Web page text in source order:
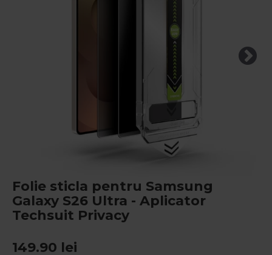
Folie sticla pentru Samsung
Galaxy S26 Ultra - Aplicator
Techsuit Privacy
149.90 lei